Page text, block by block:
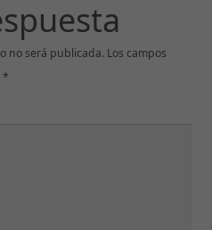
no será publicada. Los campos
*